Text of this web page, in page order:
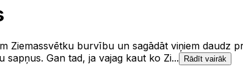
Ziemassvētku burvību un sagādāt viņiem daudz
Gan tad, ja vajag kaut ko Zi...
Rādīt vairāk